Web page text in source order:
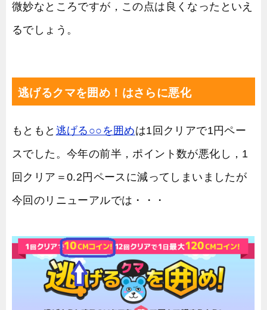
微妙なところですが，この点は良くなったといえ
るでしょう。
逃げるクマを囲め！はさらに悪化
もともと 逃げる○○を囲めは1回クリアで1円ペー
スでした。今年の前半，ポイント数が悪化し，1
回クリア＝0.2円ペースに減ってしまいましたが
今回のリニューアルでは・・・